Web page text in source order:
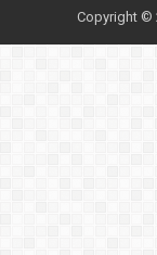
Copyright ©